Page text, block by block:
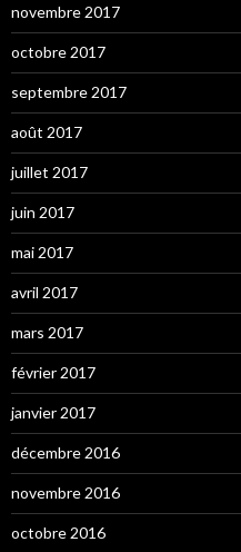
novembre 2017
octobre 2017
septembre 2017
août 2017
juillet 2017
juin 2017
mai 2017
avril 2017
mars 2017
février 2017
janvier 2017
décembre 2016
novembre 2016
octobre 2016